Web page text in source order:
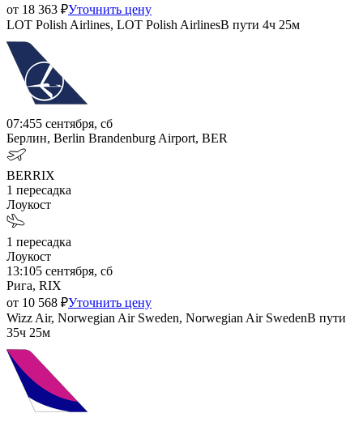
от 18 363 ₽Уточнить цену
LOT Polish Airlines, LOT Polish AirlinesВ пути 4ч 25м
07:455 сентября, сб
Берлин, Berlin Brandenburg Airport, BER
BERRIX
1 пересадка
Лоукост
1 пересадка
Лоукост
13:105 сентября, сб
Рига, RIX
от 10 568 ₽Уточнить цену
Wizz Air, Norwegian Air Sweden, Norwegian Air SwedenВ пути
35ч 25м